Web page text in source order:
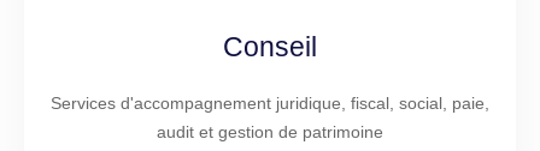
Conseil
Services d'accompagnement juridique, fiscal, social, paie,
audit et gestion de patrimoine